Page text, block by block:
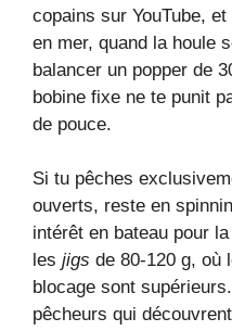
copains sur YouTube,
en mer, quand la houle
balancer un popper de
bobine fixe ne te punit
de pouce.
Si tu pêches
ouverts, reste en
intérêt en bateau pour
les jigs de 80‑120 g, où
blocage sont
pêcheurs qui